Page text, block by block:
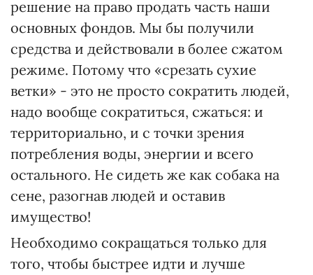
решение на право продать часть наши
основных фондов. Мы бы получили
средства и действовали в более сжатом
режиме. Потому что «срезать сухие
ветки» - это не просто сократить людей,
надо вообще сократиться, сжаться: и
территориально, и с точки зрения
потребления воды, энергии и всего
остального. Не сидеть же как собака на
сене, разогнав людей и оставив
имущество!
Необходимо сокращаться только для
того, чтобы быстрее идти и лучше